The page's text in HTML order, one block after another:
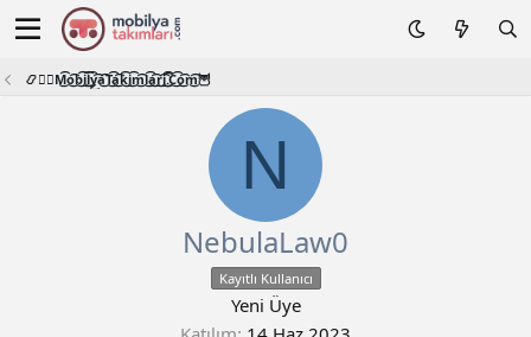
📿🧙‍♂️M͜͡o͜͡b͜͡i͜͡l͜͡y͜͡a͜͡T͜͡a͜͡k͜͡i͜͡m͜͡l͜͡a͜͡r͜͡i͜͡.͜͡C͜͡o͜͡m͜͡🦉
N
NebulaLaw0
Kayıtlı Kullanıcı
Yeni Üye